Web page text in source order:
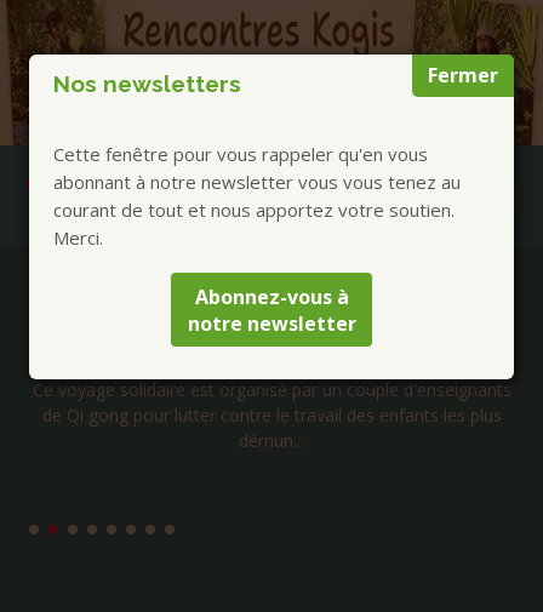
Fermer
Nos newsletters
Cette fenêtre pour vous rappeler qu'en vous
abonnant à notre newsletter vous vous tenez au
courant de tout et nous apportez votre soutien.
Merci.
Abonnez-vous à
notre newsletter
Publications à la Une !
Voyage solidaire au Cambodge – Janvier 2027
Ce voyage solidaire est organisé par un couple d'enseignants
de Qi gong pour lutter contre le travail des enfants les plus
démun...